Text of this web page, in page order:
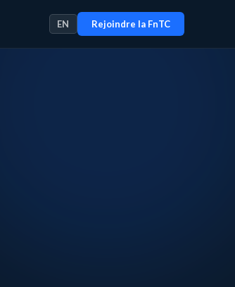
EN Rejoindre la FnTC